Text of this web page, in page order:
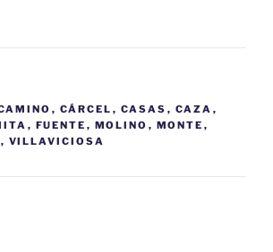
, CÁRCEL , CASAS , CAZA ,
, FUENTE , MOLINO , MONTE ,
, VILLAVICIOSA